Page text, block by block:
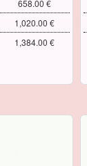
658.00 €
1,020.00 €
1,384.00 €